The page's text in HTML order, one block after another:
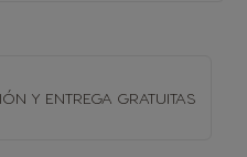
Y ENTREGA GRATUITAS